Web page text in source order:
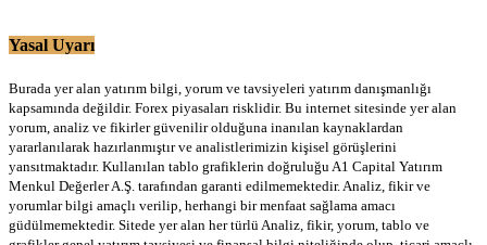
Yasal Uyarı
Burada yer alan yatırım bilgi, yorum ve tavsiyeleri yatırım danışmanlığı
kapsamında değildir. Forex piyasaları risklidir. Bu internet sitesinde yer alan
yorum, analiz ve fikirler güvenilir olduğuna inanılan kaynaklardan
yararlanılarak hazırlanmıştır ve analistlerimizin kişisel görüşlerini
yansıtmaktadır. Kullanılan tablo grafiklerin doğruluğu A1 Capital Yatırım
Menkul Değerler A.Ş. tarafından garanti edilmemektedir. Analiz, fikir ve
yorumlar bilgi amaçlı verilip, herhangi bir menfaat sağlama amacı
güdülmemektedir. Sitede yer alan her türlü Analiz, fikir, yorum, tablo ve